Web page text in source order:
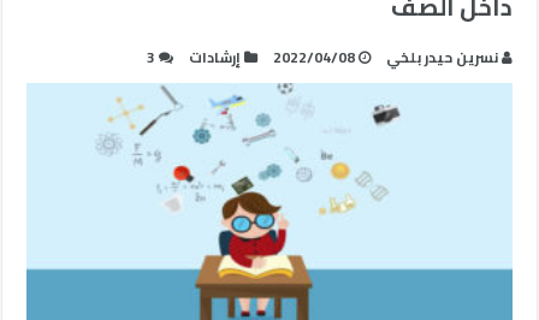
نسرين حيدر بلخي 2022/04/08 إرشادات 3